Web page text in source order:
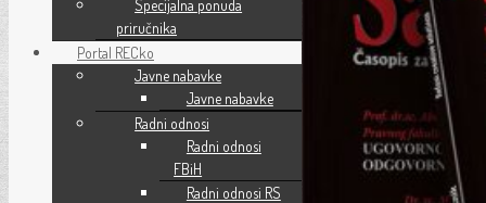
Specijalna ponuda
priručnika
Portal RECko
Javne nabavke
Javne nabavke
Radni odnosi
Radni odnosi
FBiH
Radni odnosi RS